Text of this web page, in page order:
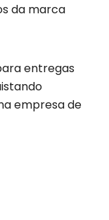
da marca
entregas
empresa de